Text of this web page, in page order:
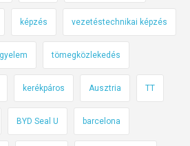
képzés vezetéstechnikai képzés
tömegközlekedés
kerékpáros Ausztria TT
BYD Seal U barcelona